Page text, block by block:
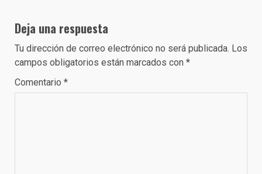
Deja una respuesta
Tu dirección de correo electrónico no será publicada. Los
campos obligatorios están marcados con *
Comentario *